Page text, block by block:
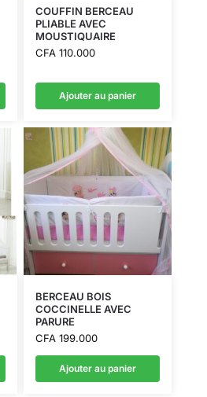
COUFFIN BERCEAU
PLIABLE AVEC
MOUSTIQUAIRE
CFA110.000
Ajouter au panier
BERCEAU BOIS
COCCINELLE AVEC
PARURE
CFA199.000
Ajouter au panier